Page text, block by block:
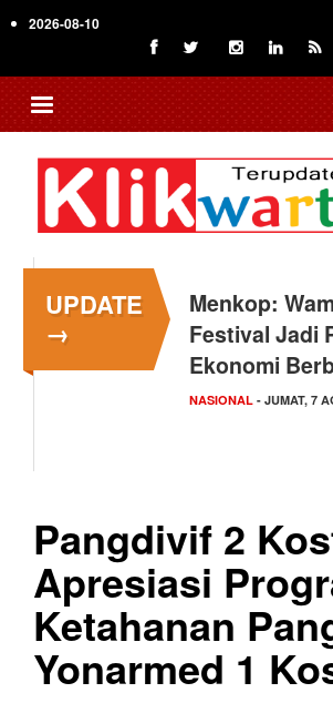
to
content
2026-08-10
UPDATE
→
Menkop:
Festival Jadi
Ekonomi
NASIONAL - JUMAT, 7
Pangdivif 2
Apresiasi
Ketahanan
Yonarmed 1